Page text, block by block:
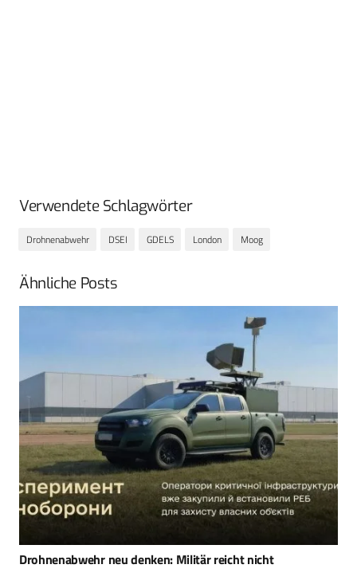
Verwendete Schlagwörter
Drohnenabwehr DSEI GDELS London Moog
Ähnliche Posts
Counter-UAV AARTOS DDS System schützte den NATO